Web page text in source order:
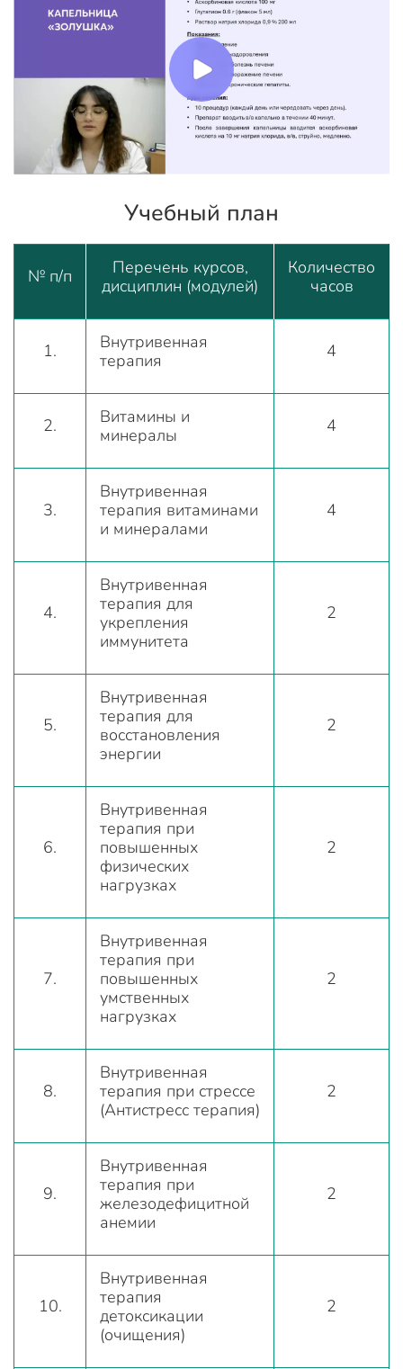
Учебный план
№ п/п
Перечень курсов,
дисциплин (модулей)
Количество
часов
1.
Внутривенная
терапия
4
2.
Витамины и
минералы
4
3.
Внутривенная
терапия витаминами
и минералами
4
4.
Внутривенная
терапия для
укрепления
иммунитета
2
5.
Внутривенная
терапия для
восстановления
энергии
2
6.
Внутривенная
терапия при
повышенных
физических
нагрузках
2
7.
Внутривенная
терапия при
повышенных
умственных
нагрузках
2
8.
Внутривенная
терапия при стрессе
(Антистресс терапия)
2
9.
Внутривенная
терапия при
железодефицитной
анемии
2
10.
Внутривенная
терапия
детоксикации
(очищения)
2